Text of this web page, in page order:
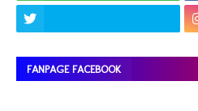
FANPAGE FACEBOOK